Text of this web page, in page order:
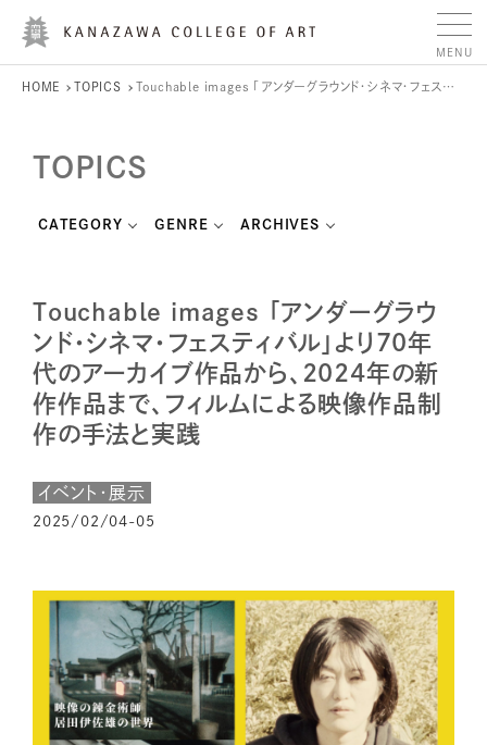
HOME TOPICS Touchable images 「アンダーグラウンド・シネマ・フェスティバル」より70年代のアーカイブ作品から、2024年の新作作品まで、フィルムによる映像作品制作の手法と実践
TOPICS
CATEGORY GENRE ARCHIVES
Touchable images 「アンダーグラウ
ンド・シネマ・フェスティバル」より70年
代のアーカイブ作品から、2024年の新
作作品まで、フィルムによる映像作品制
作の手法と実践
イベント・展示
2025/02/04-05